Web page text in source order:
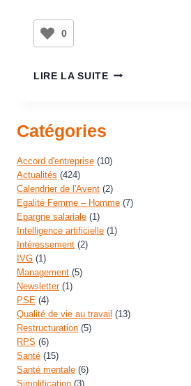
0
LIRE LA SUITE
Catégories
Accord d'entreprise (10)
Actualités (424)
Calendrier de l'Avent (2)
Egalité Femme – Homme (7)
Epargne salariale (1)
Intelligence artificielle (1)
Intéressement (2)
IVG (1)
Management (5)
Newsletter(1)
PSE (4)
Qualité de vie au travail (13)
Restructuration (5)
RPS (6)
Santé (15)
Santé mentale (6)
Simplification (3)